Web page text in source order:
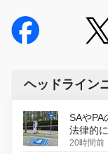
ヘッドライン
SAやPA
法律的
20時間前